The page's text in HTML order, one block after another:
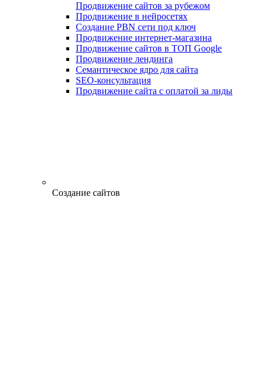
Продвижение сайтов за рубежом
Продвижение в нейросетях
Создание PBN сети под ключ
Продвижение интернет-магазина
Продвижение сайтов в ТОП Google
Продвижение лендинга
Семантическое ядро для сайта
SEO-консультация
Продвижение сайта с оплатой за лиды
Создание сайтов